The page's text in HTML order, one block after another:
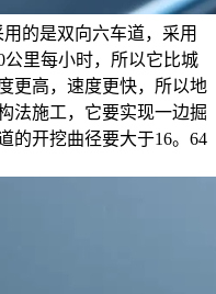
的是双向六车道，采用
里每小时，所以它比城
更高，速度更快，所以地
法施工，它要实现一边掘
的开挖曲径要大于16。64